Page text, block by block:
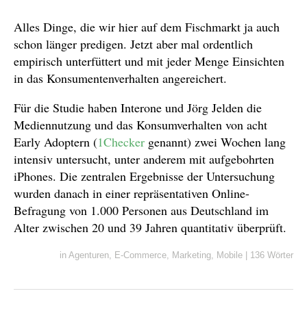
Alles Dinge, die wir hier auf dem Fischmarkt ja auch
schon länger predigen. Jetzt aber mal ordentlich
empirisch unterfüttert und mit jeder Menge Einsichten
in das Konsumentenverhalten angereichert.
Für die Studie haben Interone und Jörg Jelden die
Mediennutzung und das Konsumverhalten von acht
Early Adoptern (1Checker genannt) zwei Wochen lang
intensiv untersucht, unter anderem mit aufgebohrten
iPhones. Die zentralen Ergebnisse der Untersuchung
wurden danach in einer repräsentativen Online-
Befragung von 1.000 Personen aus Deutschland im
Alter zwischen 20 und 39 Jahren quantitativ überprüft.
in Agenturen E-Commerce Marketing Mobile | 136 Wörter